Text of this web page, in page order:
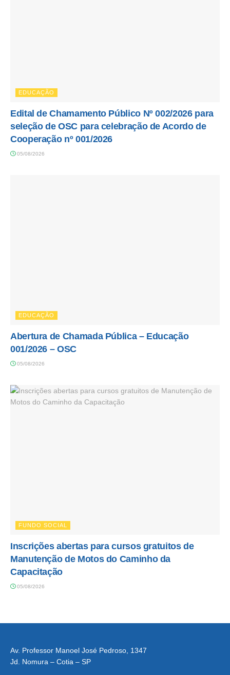
EDUCAÇÃO
Edital de Chamamento Público Nº 002/2026 para
seleção de OSC para celebração de Acordo de
Cooperação nº 001/2026
05/08/2026
EDUCAÇÃO
Abertura de Chamada Pública – Educação
001/2026 – OSC
05/08/2026
FUNDO SOCIAL
Inscrições abertas para cursos gratuitos de
Manutenção de Motos do Caminho da
Capacitação
05/08/2026
Av. Professor Manoel José Pedroso, 1347
Jd. Nomura – Cotia – SP